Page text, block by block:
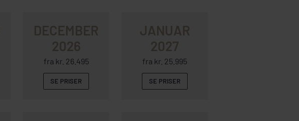
DECEMBER
2026
fra kr. 26.495
SE PRISER
JANUAR
2027
fra kr. 25.995
SE PRISER